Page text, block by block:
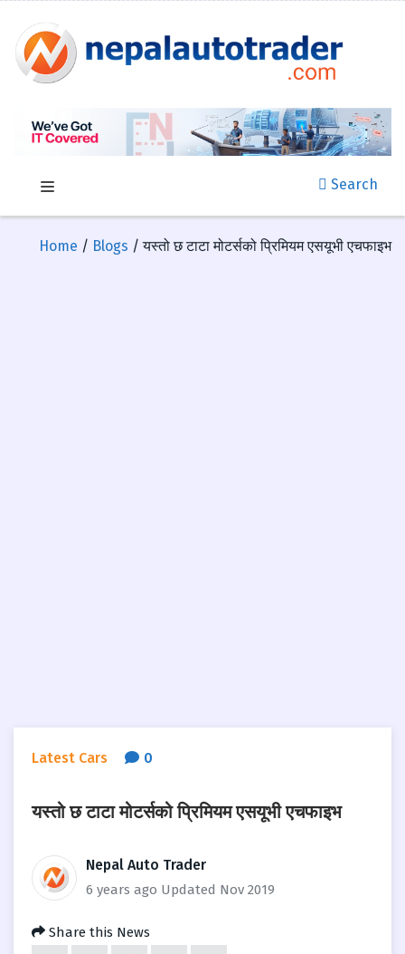
Search
Home / Blogs / यस्तो छ टाटा मोटर्सको प्रिमियम एसयूभी एचफाइभ
Latest Cars 0
यस्तो छ टाटा मोटर्सको प्रिमियम एसयूभी एचफाइभ
Nepal Auto Trader
6 years ago Updated Nov 2019
Share this News